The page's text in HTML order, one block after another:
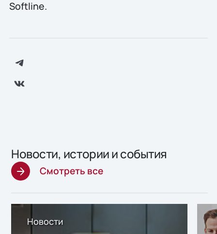
Softline.
Новости, истории и события
Смотреть все
Новости